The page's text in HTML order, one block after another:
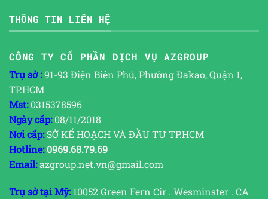
THÔNG TIN LIÊN HỆ
CÔNG TY CỔ PHẦN DỊCH VỤ AZGROUP
Trụ sở :91-93 Điện Biên Phủ, Phường Đakao, Quận 1,
TP.HCM
Mst:0315378596
Ngày cấp:08/11/2018
Nơi cấp:SỞ KẾ HOẠCH VÀ ĐẦU TƯ TP.HCM
Hotline: 0969.68.79.69
Email:azgroup.net.vn@gmail.com
Trụ sở tại Mỹ:10052 Green Fern Cir . Wesminster . CA